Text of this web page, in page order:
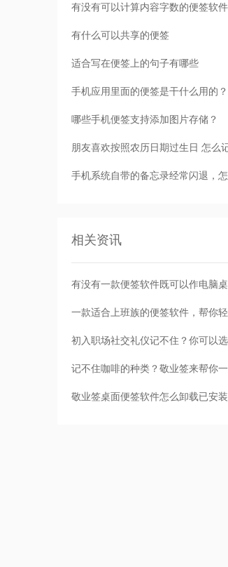
有没有可以计算内容字数的便签软件
有什么可以共享的便签
适合写在便签上的句子有哪些
手机应用里面的便签是干什么用的？
哪些手机便签支持添加图片存储？
朋友喜欢按照农历日期过生日 怎么
手机系统自带的备忘录经常闪退，
相关资讯
记不住咖啡的种类？敬业签来帮你
敬业签桌面便签软件怎么卸载已安